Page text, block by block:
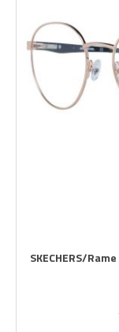
SKECHERS/